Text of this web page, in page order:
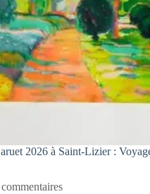
2026 à Saint-Lizier :